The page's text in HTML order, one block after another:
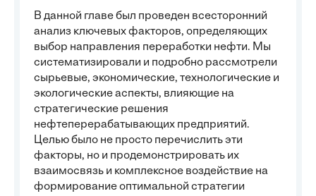
В данной главе был проведен всесторонний
анализ ключевых факторов, определяющих
выбор направления переработки нефти. Мы
систематизировали и подробно рассмотрели
сырьевые, экономические, технологические и
экологические аспекты, влияющие на
стратегические решения
нефтеперерабатывающих предприятий.
Целью было не просто перечислить эти
факторы, но и продемонстрировать их
взаимосвязь и комплексное воздействие на
формирование оптимальной стратегии